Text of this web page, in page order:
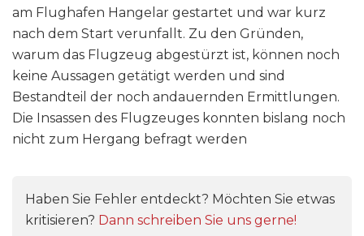
am Flughafen Hangelar gestartet und war kurz
nach dem Start verunfallt. Zu den Gründen,
warum das Flugzeug abgestürzt ist, können noch
keine Aussagen getätigt werden und sind
Bestandteil der noch andauernden Ermittlungen.
Die Insassen des Flugzeuges konnten bislang noch
nicht zum Hergang befragt werden
Haben Sie Fehler entdeckt? Möchten Sie etwas
kritisieren? Dann schreiben Sie uns gerne!